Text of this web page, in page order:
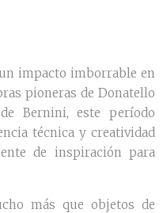
impacto imborrable en
pioneras de Donatello
Bernini, este período
técnica y creatividad
de inspiración para
más que objetos de